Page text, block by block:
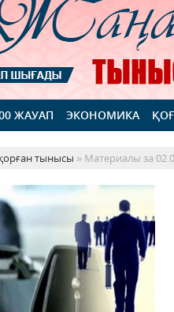
ЖАУАП ЭКОНОМИКА
тынысы » Материалы за